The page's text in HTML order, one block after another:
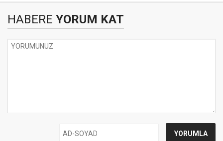
HABERE YORUM KAT